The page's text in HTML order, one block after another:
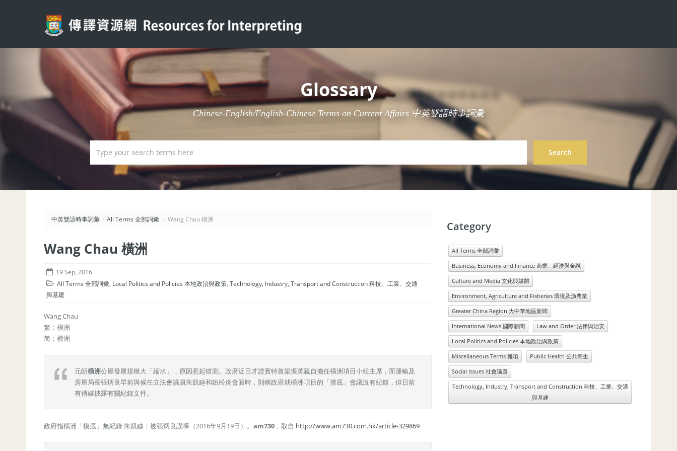
Glossary
Chinese-English/English-Chinese Terms on Current Affairs 中英雙語時事詞彙
中英雙語時事詞彙 / All Terms 全部詞彙 / Wang Chau 橫洲
Wang Chau 橫洲
19 Sep, 2016
All Terms 全部詞彙, Local Politics and Policies 本地政治與政策, Technology, Industry, Transport and Construction 科技、工業、交通
與基建
Wang Chau
繁：橫洲
简：横洲
元朗橫洲公屋發展規模大「縮水」，原因惹起猜測。政府近日才證實特首梁振英親自擔任橫洲項目小組主席，而運輸及
房屋局長張炳良早前與候任立法會議員朱凱廸和姚松炎會面時，則稱政府就橫洲項目的「摸底」會議沒有紀錄，但日前
有傳媒披露有關紀錄文件。
政府指橫洲「摸底」無紀錄 朱凱廸：被張炳良誤導（2016年9月19日）。 am730 ，取自 http://www.am730.com.hk/article-329869
Category
All Terms 全部詞彙
Business, Economy and Finance 商業、經濟與金融
Culture and Media 文化與媒體
Environment, Agriculture and Fisheries 環境及漁農業
Greater China Region 大中華地區新聞
International News 國際新聞
Law and Order 法律與治安
Local Politics and Policies 本地政治與政策
Miscellaneous Terms 雜項
Public Health 公共衛生
Social Issues 社會議題
Technology, Industry, Transport and Construction 科技、工業、交通
與基建